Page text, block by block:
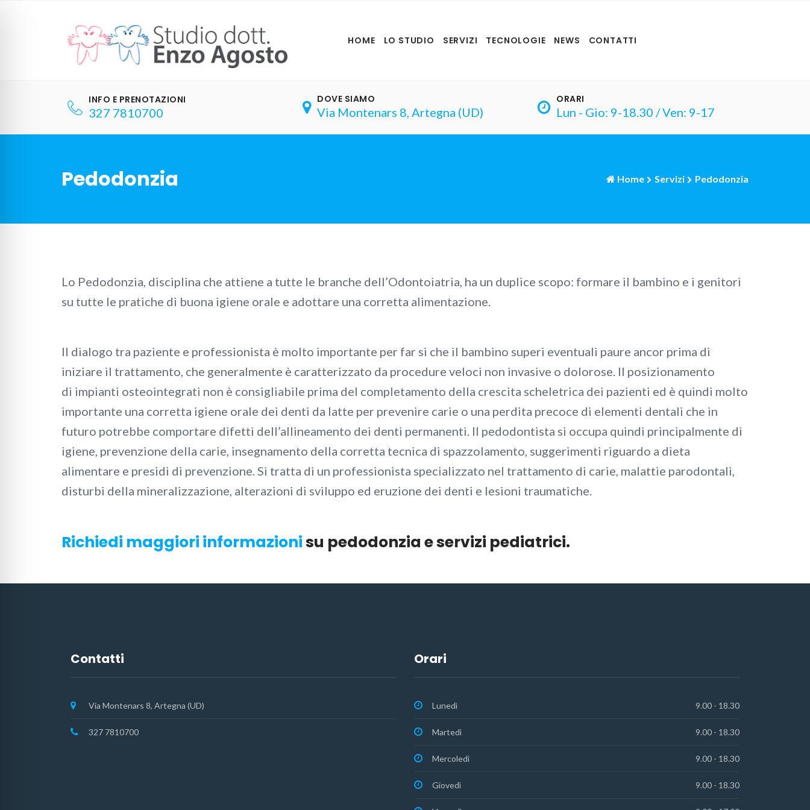
HOME LO STUDIO SERVIZI TECNOLOGIE NEWS CONTATTI
INFO E PRENOTAZIONI
327 7810700
DOVE SIAMO
Via Montenars 8, Artegna (UD)
ORARI
Lun - Gio: 9-18.30 / Ven: 9-17
Pedodonzia Home Servizi Pedodonzia
Lo Pedodonzia, disciplina che attiene a tutte le branche dell’Odontoiatria, ha un duplice scopo: formare il bambino e i genitori
su tutte le pratiche di buona igiene orale e adottare una corretta alimentazione.
Il dialogo tra paziente e professionista è molto importante per far si che il bambino superi eventuali paure ancor prima di
iniziare il trattamento, che generalmente è caratterizzato da procedure veloci non invasive o dolorose. Il posizionamento
di impianti osteointegrati non è consigliabile prima del completamento della crescita scheletrica dei pazienti ed è quindi molto
importante una corretta igiene orale dei denti da latte per prevenire carie o una perdita precoce di elementi dentali che in
futuro potrebbe comportare difetti dell’allineamento dei denti permanenti. Il pedodontista si occupa quindi principalmente di
igiene, prevenzione della carie, insegnamento della corretta tecnica di spazzolamento, suggerimenti riguardo a dieta
alimentare e presidi di prevenzione. Si tratta di un professionista specializzato nel trattamento di carie, malattie parodontali,
disturbi della mineralizzazione, alterazioni di sviluppo ed eruzione dei denti e lesioni traumatiche.
Richiedi maggiori informazionisu pedodonzia e servizi pediatrici.
Contatti
Via Montenars 8, Artegna (UD)
327 7810700
Orari
Lunedì 9.00 - 18.30
Martedì 9.00 - 18.30
Mercoledì 9.00 - 18.30
Giovedì 9.00 - 18.30